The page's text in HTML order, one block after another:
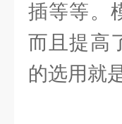
插等等。
而且提高
的选用就